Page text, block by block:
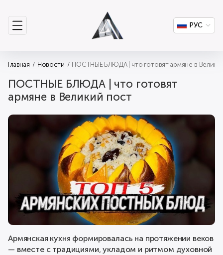
РУС
Главная Новости ПОСТНЫЕ БЛЮДА | что готовят армяне в
ПОСТНЫЕ БЛЮДА | что готовят
армяне в Великий пост
Армянская кухня формировалась на протяжении веков
— вместе с традициями, укладом и ритмом духовной